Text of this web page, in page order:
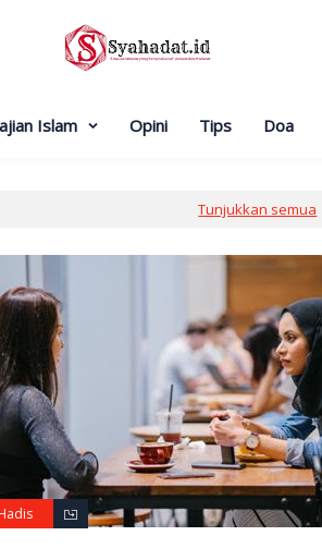
Islam Opini Tips Doa
Tunjukkan semua